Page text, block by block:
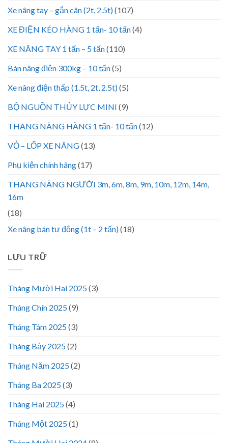
Xe nâng tay – gắn cân (2t, 2.5t)(107)
XE ĐIỆN KÉO HÀNG 1 tấn- 10 tấn(4)
XE NÂNG TAY 1 tấn – 5 tấn(110)
Bàn nâng điện 300kg – 10 tấn(5)
Xe nâng điện thấp (1.5t, 2t, 2.5t)(5)
BỘ NGUỒN THỦY LỰC MINI (9)
THANG NÂNG HÀNG 1 tấn- 10 tấn(12)
VỎ – LỐP XE NÂNG(13)
Phụ kiện chính hãng(17)
THANG NÂNG NGƯỜI 3m, 6m, 8m, 9m, 10m, 12m, 14m,
16m
(18)
Xe nâng bán tự động (1t – 2 tấn)(18)
LƯU TRỮ
Tháng Mười Hai 2025(3)
Tháng Chín 2025(9)
Tháng Tám 2025(3)
Tháng Bảy 2025(2)
Tháng Năm 2025(2)
Tháng Ba 2025(3)
Tháng Hai 2025(4)
Tháng Một 2025(1)